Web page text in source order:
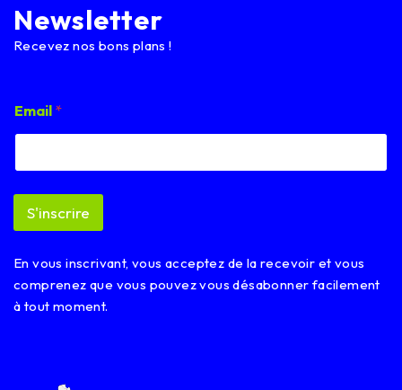
Newsletter
Recevez nos bons plans !
m
a
l
*
Email *
S'inscrire
En vous inscrivant, vous acceptez de la recevoir et vous
comprenez que vous pouvez vous désabonner facilement
à tout moment.